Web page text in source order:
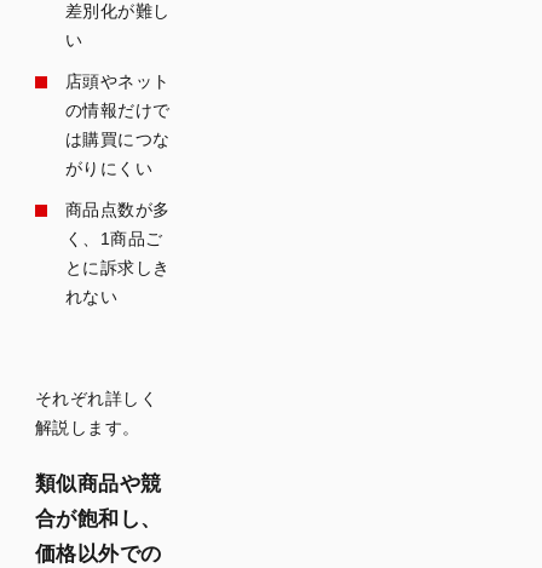
差別化が難し
い
店頭やネット
の情報だけで
は購買につな
がりにくい
商品点数が多
く、1商品ご
とに訴求しき
れない
それぞれ詳しく
解説します。
類似商品や競
合が飽和し、
価格以外での